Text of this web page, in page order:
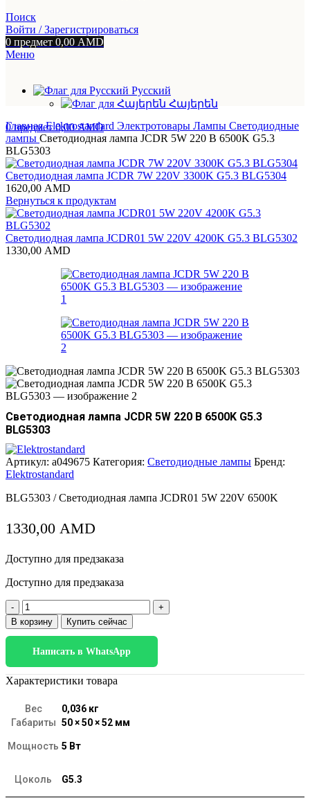
Поиск
Войти / Зарегистрироваться
0 предмет 0,00 AMD
Меню
Русский
Հայերեն
0предмет 0,00AMD
ГлавнаяElektrostandard Электротовары Лампы Светодиодные
лампы Светодиодная лампа JCDR 5W 220 В 6500K G5.3
BLG5303
Светодиодная лампа JCDR 7W 220V 3300K G5.3 BLG5304
1620,00 AMD
Вернуться к продуктам
Светодиодная лампа JCDR01 5W 220V 4200K G5.3 BLG5302
1330,00 AMD
Светодиодная лампа JCDR 5W 220 В 6500K G5.3
BLG5303
Артикул: a049675 Категория: Светодиодные лампы Бренд:
Elektrostandard
BLG5303 / Светодиодная лампа JCDR01 5W 220V 6500K
1330,00 AMD
Доступно для предзаказа
Доступно для предзаказа
Количество
товара
Светодиодная
JCDR
5W
220
6500K
G5.3
BLG5303
В корзину Купить сейчас
Написать в WhatsApp
Характеристики товара
Вес
0,036 кг
Габариты 50 × 50 × 52 мм
Мощность 5 Вт
Цоколь G5.3